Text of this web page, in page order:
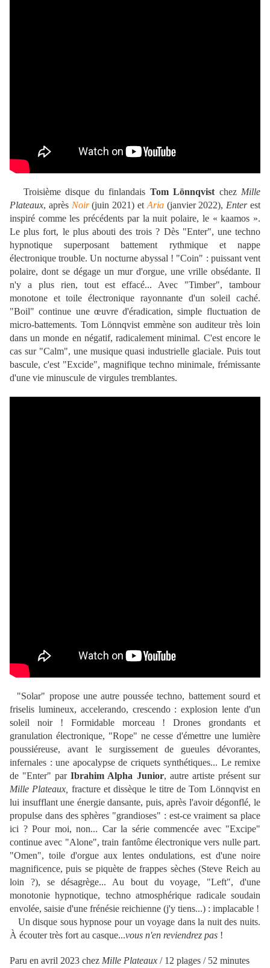
Troisième disque du finlandais Tom Lönnqvist chez Mille
Plateaux, après Noir(juin 2021) et Aria (janvier 2022), Enterest
inspiré comme les précédents par la nuit polaire, le « kaamos ».
Le plus fort, le plus abouti des trois ? Dès "Enter", une techno
hypnotique superposant battement rythmique et nappe
électronique trouble. Un nocturne abyssal ! "Coin" : puissant vent
polaire, dont se dégage un mur d'orgue, une vrille obsédante. Il
n'y a plus rien, tout est effacé... Avec "Timber", tambour
monotone et toile électronique rayonnante d'un soleil caché.
"Boil" continue une œuvre d'éradication, simple fluctuation de
micro-battements. Tom Lönnqvist emmène son auditeur très loin
dans un monde en négatif, radicalement minimal. C'est encore le
cas sur "Calm", une musique quasi industrielle glaciale. Puis tout
bascule, c'est "Excide", magnifique techno minimale, frémissante
d'une vie minuscule de virgules tremblantes.
"Solar" propose une autre poussée techno, battement sourd et
friselis lumineux, accelerando, crescendo : explosion lente d'un
soleil noir ! Formidable morceau ! Drones grondants et
granulation électronique, "Rope" ne cesse d'émettre une lumière
poussiéreuse, avant le surgissement de gueules dévorantes,
infernales : une apocalypse de criquets synthétiques... Le remixe
de "Enter" parIbrahim Alpha Junior, autre artiste présent sur
Mille Plateaux, fracture et dissèque le titre de Tom Lönnqvist en
lui insufflant une énergie dansante, puis, après l'avoir dégonflé, le
propulse dans des sphères "grandioses" : est-ce vraiment sa place
ici ? Pour moi, non... Car la série commencée avec "Excipe"
continue avec "Alone", train fantôme électronique vers nulle part.
"Omen", toile d'orgue aux lentes ondulations, est d'une noire
magnificence, puis se piquète de frappes sèches (Steve Reich au
loin ?), se désagrège... Au bout du voyage, "Left", d'une
monotonie hypnotique, techno atmosphérique radicale soudain
envolée, saisie d'une frénésie reichienne (j'y tiens...) : implacable !
Un disque sous hypnose pour un voyage dans la nuit des nuits.
À écouter très fort au casque...vous n'en reviendrez pas !
Paru en avril 2023 chez Mille Plateaux / 12 plages / 52 minutes